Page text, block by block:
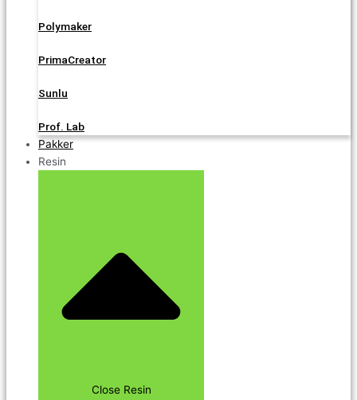
Polymaker
PrimaCreator
Sunlu
Prof. Lab
Pakker
Resin
Close Resin